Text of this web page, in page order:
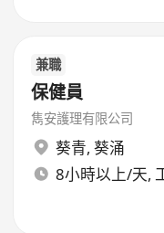
兼職
保健員
雋安護理有限公司
葵青, 葵涌
8小時以上/天,